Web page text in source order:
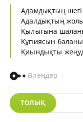
Адамдықтың
Адалдықтың
Қылығына
Құпиясын
Қиындықты
Өлеңдер
ТОЛЫҚ